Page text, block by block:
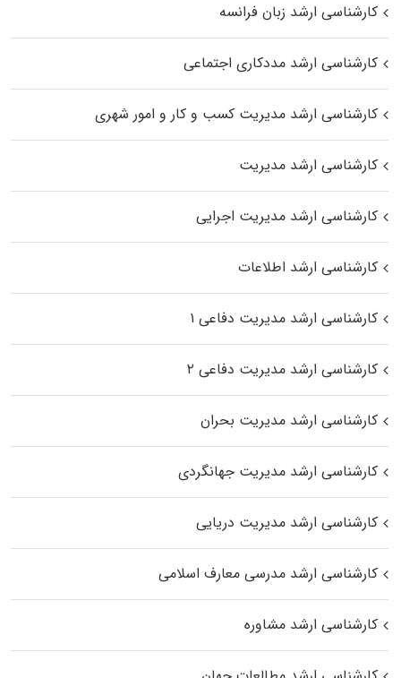
کارشناسی ارشد زبان فرانسه
کارشناسی ارشد مددکاری اجتماعی
کارشناسی ارشد مدیریت کسب و کار و امور شهری
کارشناسی ارشد مدیریت
کارشناسی ارشد مدیریت اجرایی
کارشناسی ارشد اطلاعات
کارشناسی ارشد مدیریت دفاعی ۱
کارشناسی ارشد مدیریت دفاعی ۲
کارشناسی ارشد مدیریت بحران
کارشناسی ارشد مدیریت جهانگردی
کارشناسی ارشد مدیریت دریایی
کارشناسی ارشد مدرسی معارف اسلامی
کارشناسی ارشد مشاوره